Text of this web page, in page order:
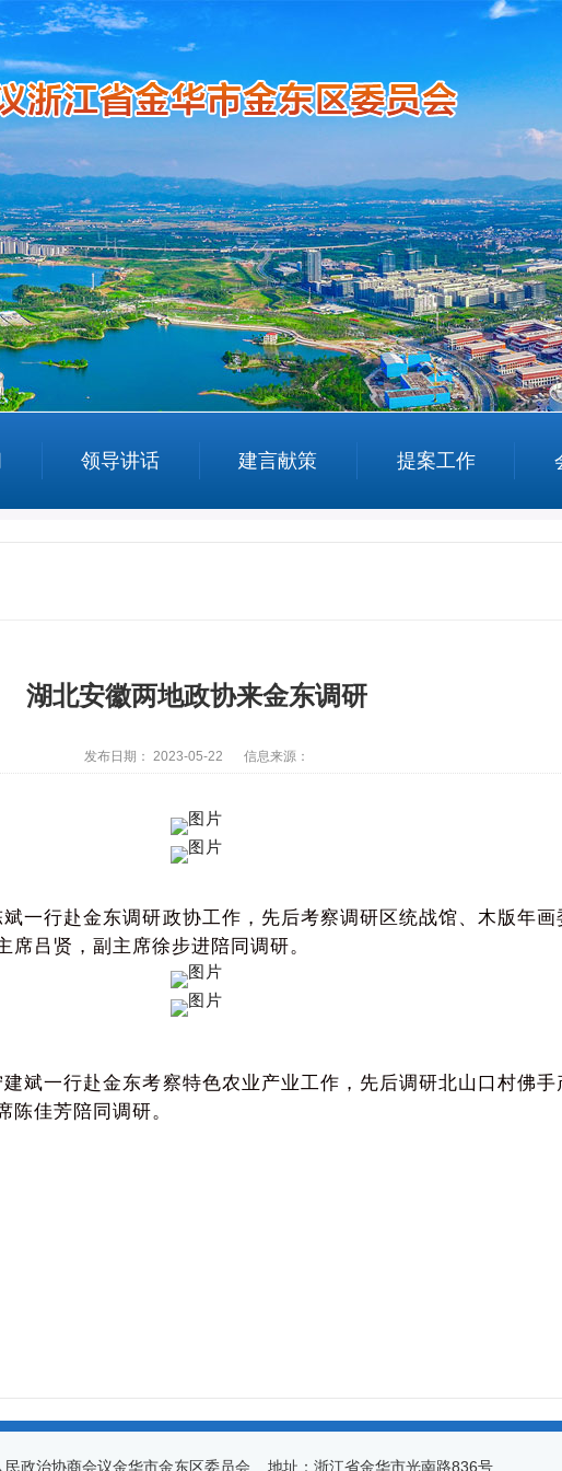
领导讲话 建言献策 提案工作
湖北安徽两地政协来金东调研
发布日期： 2023-05-22 信息来源：
行赴金东调研政协工作，先后考察调研区统战馆、木版年画
吕贤，副主席徐步进陪同调研。
一行赴金东考察特色农业产业工作，先后调研北山口村佛手
佳芳陪同调研。
民政治协商会议金华市金东区委员会 地址：浙江省金华市光南路836号